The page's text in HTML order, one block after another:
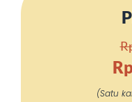
(Satu